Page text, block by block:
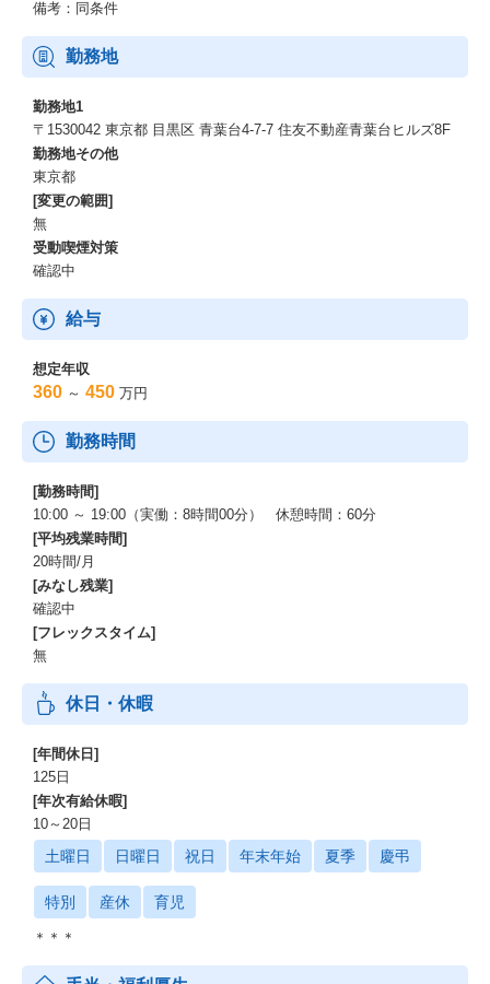
備考：同条件
勤務地
勤務地1
〒1530042 東京都 目黒区 青葉台4-7-7 住友不動産青葉台ヒルズ8F
勤務地その他
東京都
[変更の範囲]
無
受動喫煙対策
確認中
給与
想定年収
360 ～ 450 万円
勤務時間
[勤務時間]
10:00 ～ 19:00（実働：8時間00分） 休憩時間：60分
[平均残業時間]
20時間/月
[みなし残業]
確認中
[フレックスタイム]
無
休日・休暇
[年間休日]
125日
[年次有給休暇]
10～20日
土曜日 日曜日 祝日 年末年始 夏季 慶弔
特別 産休 育児
＊＊＊